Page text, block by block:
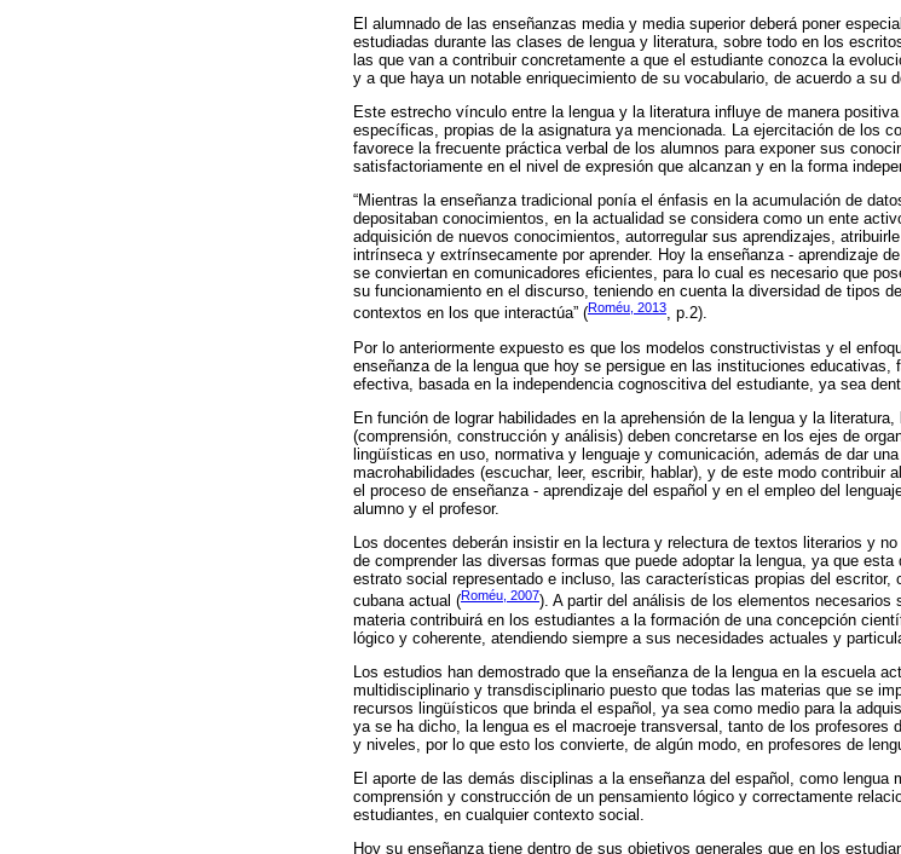
El alumnado de las enseñanzas media y media superior deberá poner
estudiadas durante las clases de lengua y literatura, sobre todo en los
las que van a contribuir concretamente a que el estudiante conozca la
y a que haya un notable enriquecimiento de su vocabulario, de acuerdo a su
Este estrecho vínculo entre la lengua y la literatura influye de manera
específicas, propias de la asignatura ya mencionada. La ejercitación de los
favorece la frecuente práctica verbal de los alumnos para exponer sus
satisfactoriamente en el nivel de expresión que alcanzan y en la forma
“Mientras la enseñanza tradicional ponía el énfasis en la acumulación de
depositaban conocimientos, en la actualidad se considera como un ente
adquisición de nuevos conocimientos, autorregular sus aprendizajes,
intrínseca y extrínsecamente por aprender. Hoy la enseñanza - aprendizaje
se conviertan en comunicadores eficientes, para lo cual es necesario que
su funcionamiento en el discurso, teniendo en cuenta la diversidad de tipos
contextos en los que interactúa” (Roméu, 2013, p.2).
Por lo anteriormente expuesto es que los modelos constructivistas y el
enseñanza de la lengua que hoy se persigue en las instituciones
efectiva, basada en la independencia cognoscitiva del estudiante, ya sea
En función de lograr habilidades en la aprehensión de la lengua y la
(comprensión, construcción y análisis) deben concretarse en los ejes de
lingüísticas en uso, normativa y lenguaje y comunicación, además de dar
macrohabilidades (escuchar, leer, escribir, hablar), y de este modo contribuir
el proceso de enseñanza - aprendizaje del español y en el empleo del
alumno y el profesor.
Los docentes deberán insistir en la lectura y relectura de textos literarios y
de comprender las diversas formas que puede adoptar la lengua, ya que
estrato social representado e incluso, las características propias del escritor,
cubana actual (Roméu, 2007). A partir del análisis de los elementos
materia contribuirá en los estudiantes a la formación de una concepción
lógico y coherente, atendiendo siempre a sus necesidades actuales y
Los estudios han demostrado que la enseñanza de la lengua en la escuela
multidisciplinario y transdisciplinario puesto que todas las materias que se
recursos lingüísticos que brinda el español, ya sea como medio para la
ya se ha dicho, la lengua es el macroeje transversal, tanto de los profesores
y niveles, por lo que esto los convierte, de algún modo, en profesores de
El aporte de las demás disciplinas a la enseñanza del español, como lengua
comprensión y construcción de un pensamiento lógico y correctamente
estudiantes, en cualquier contexto social.
Hoy su enseñanza tiene dentro de sus objetivos generales que en los